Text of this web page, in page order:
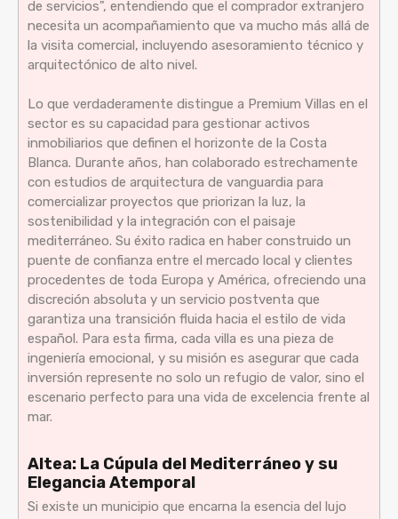
de servicios", entendiendo que el comprador extranjero
necesita un acompañamiento que va mucho más allá de
la visita comercial, incluyendo asesoramiento técnico y
arquitectónico de alto nivel.
Lo que verdaderamente distingue a Premium Villas en el
sector es su capacidad para gestionar activos
inmobiliarios que definen el horizonte de la Costa
Blanca. Durante años, han colaborado estrechamente
con estudios de arquitectura de vanguardia para
comercializar proyectos que priorizan la luz, la
sostenibilidad y la integración con el paisaje
mediterráneo. Su éxito radica en haber construido un
puente de confianza entre el mercado local y clientes
procedentes de toda Europa y América, ofreciendo una
discreción absoluta y un servicio postventa que
garantiza una transición fluida hacia el estilo de vida
español. Para esta firma, cada villa es una pieza de
ingeniería emocional, y su misión es asegurar que cada
inversión represente no solo un refugio de valor, sino el
escenario perfecto para una vida de excelencia frente al
mar.
Altea: La Cúpula del Mediterráneo y su
Elegancia Atemporal
Si existe un municipio que encarna la esencia del lujo